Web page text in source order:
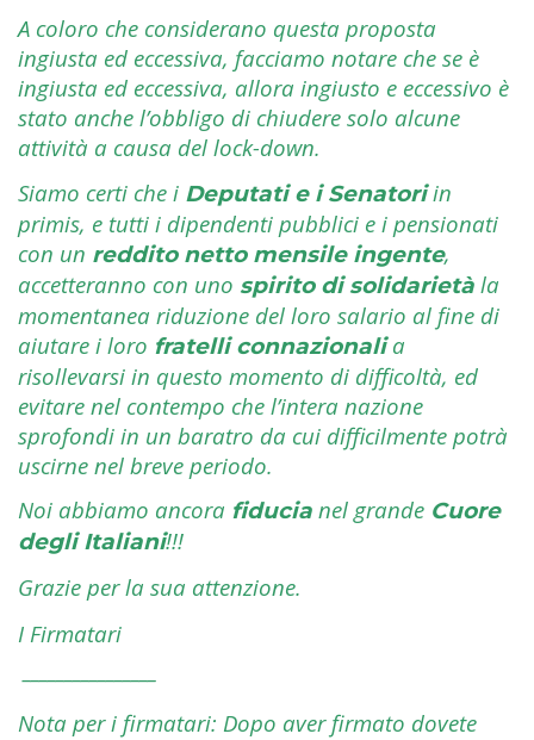
A coloro che considerano questa proposta
ingiusta ed eccessiva, facciamo notare che se è
ingiusta ed eccessiva, allora ingiusto e eccessivo è
stato anche l’obbligo di chiudere solo alcune
attività a causa del lock-down.
Siamo certi che i Deputati e i Senatoriin
primis, e tutti i dipendenti pubblici e i pensionati
con un reddito netto mensile ingente,
accetteranno con uno spirito di solidarietà la
momentanea riduzione del loro salario al fine di
aiutare i loro fratelli connazionalia
risollevarsi in questo momento di difficoltà, ed
evitare nel contempo che l’intera nazione
sprofondi in un baratro da cui difficilmente potrà
uscirne nel breve periodo.
Noi abbiamo ancora fiducia nel grande Cuore
degli Italiani!!!
Grazie per la sua attenzione.
I Firmatari
Nota per i firmatari: Dopo aver firmato dovete